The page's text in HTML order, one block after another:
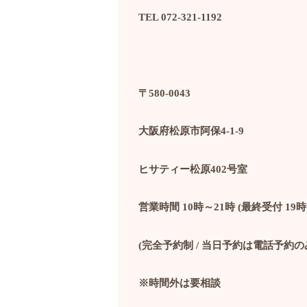
TEL 072-321-1192
〒580-0043
大阪府松原市阿保4-1-9
ヒサティー松原402号室
営業時間 10時～21 時(最終受付19時
(完全予約制 / 当日予約は電話予約の
※時間外は要相談